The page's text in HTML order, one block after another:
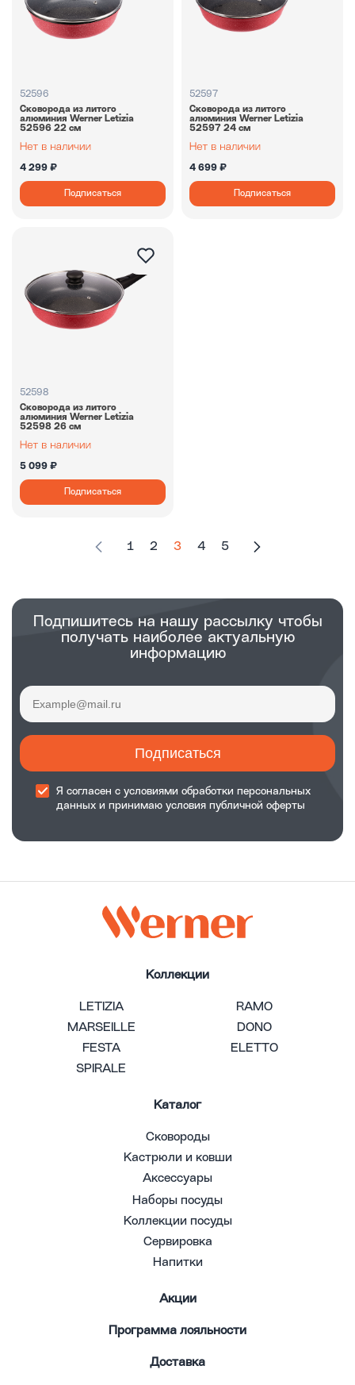
52596
Сковорода из литого
алюминия Werner Letizia
52596 22 см
4 299 ₽
Подписаться
52597
Сковорода из литого
алюминия Werner Letizia
52597 24 см
4 699 ₽
Подписаться
52598
Сковорода из литого
алюминия Werner Letizia
52598 26 см
5 099 ₽
Подписаться
1 2 3 4 5
Подпишитесь на нашу рассылку чтобы
получать наиболее актуальную
информацию
Подписаться
Я согласен с условиями обработки персональных
данных и принимаю условия публичной оферты
Коллекции
LETIZIA
RAMO
MARSEILLE
DONO
FESTA
ELETTO
SPIRALE
Каталог
Сковороды
Кастрюли и ковши
Аксессуары
Наборы посуды
Коллекции посуды
Сервировка
Напитки
Акции
Программа лояльности
Доставка